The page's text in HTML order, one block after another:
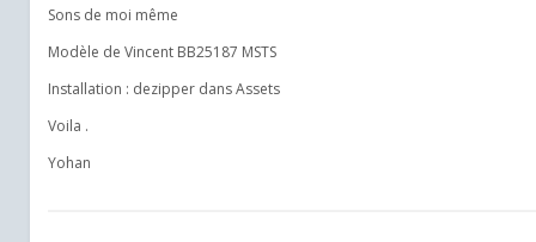
Sons de moi même
Modèle de Vincent BB25187 MSTS
Installation : dezipper dans Assets
Voila .
Yohan